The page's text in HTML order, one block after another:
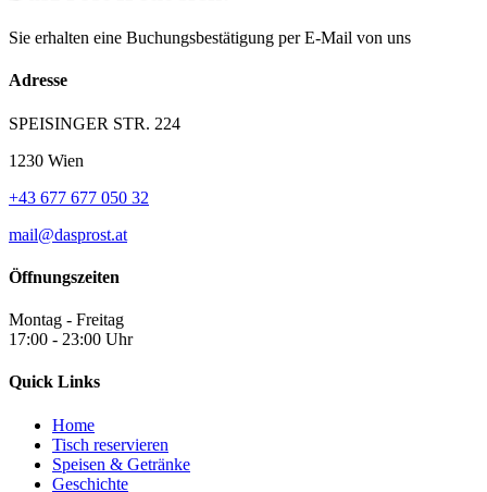
Sie erhalten eine Buchungsbestätigung per E-Mail von uns
Adresse
SPEISINGER STR. 224
1230 Wien
+43 677 677 050 32
mail@dasprost.at
Öffnungszeiten
Montag - Freitag
17:00 - 23:00 Uhr
Quick Links
Home
Tisch reservieren
Speisen & Getränke
Geschichte